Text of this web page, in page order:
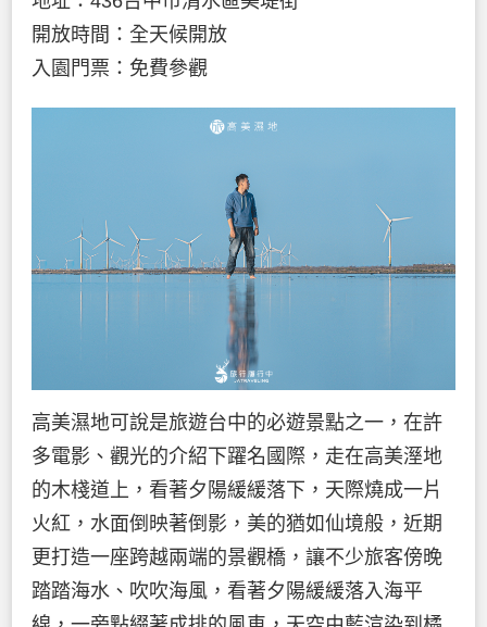
開放時間：全天候開放
入園門票：免費參觀
高美濕地可說是旅遊台中的必遊景點之一，在許
多電影、觀光的介紹下躍名國際，走在高美溼地
的木棧道上，看著夕陽緩緩落下，天際燒成一片
火紅，水面倒映著倒影，美的猶如仙境般，近期
更打造一座跨越兩端的景觀橋，讓不少旅客傍晚
踏踏海水、吹吹海風，看著夕陽緩緩落入海平